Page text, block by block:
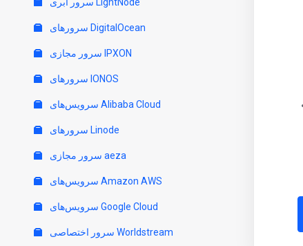
سرورهای DigitalOcean
سرور مجازی IPXON
سرورهای IONOS
سرویس‌های Alibaba Cloud
سرورهای Linode
سرور مجازی aeza
سرویس‌های Amazon AWS
سرویس‌های Google Cloud
سرور اختصاصی Worldstream